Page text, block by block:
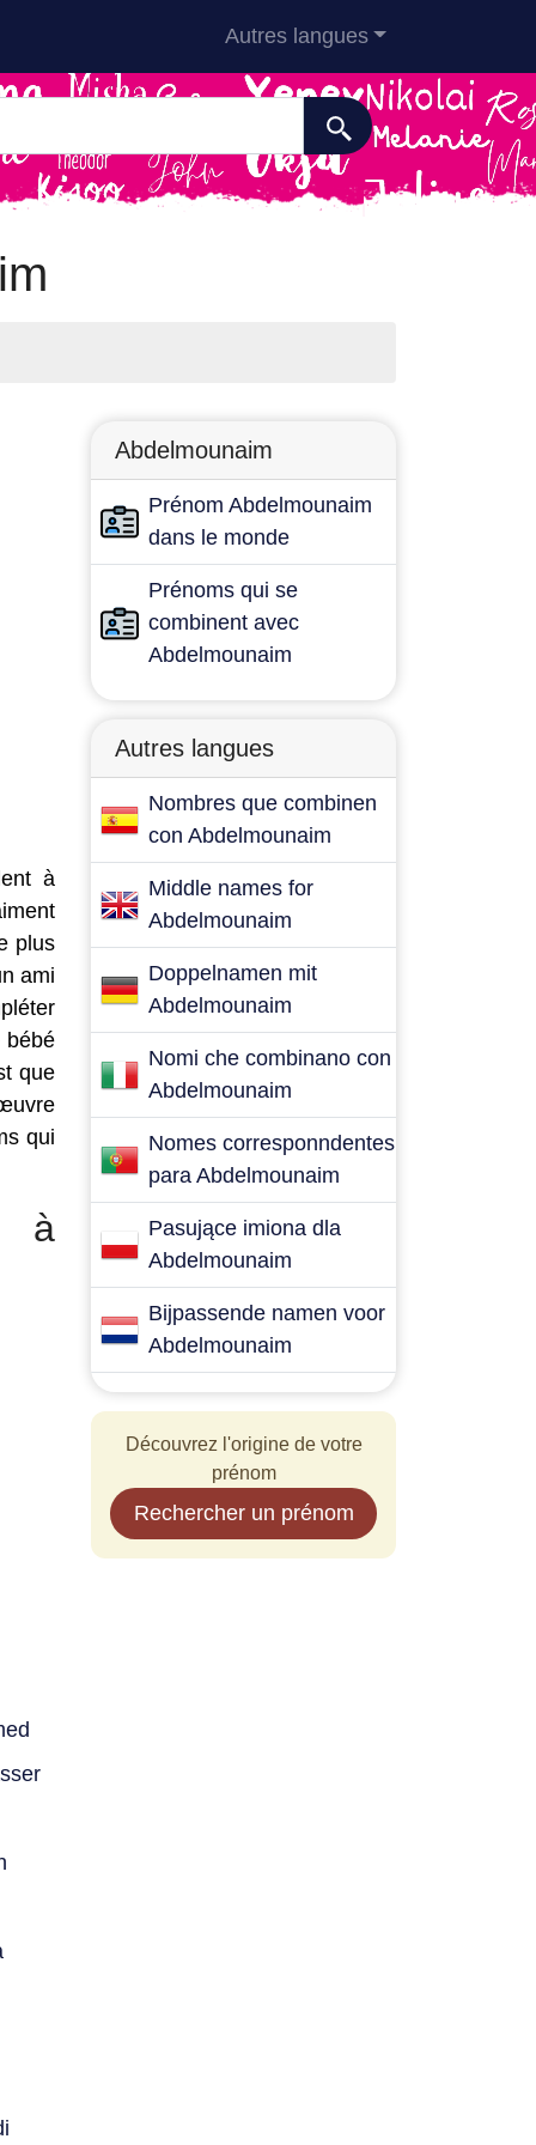
Autres langues
à
plus
ami
bébé
que
qui
à
Abdelmounaim
Prénom Abdelmounaim
dans le monde
Prénoms qui se
combinent avec
Abdelmounaim
Autres langues
Nombres que combinen
con Abdelmounaim
Middle names for
Abdelmounaim
Doppelnamen mit
Abdelmounaim
Nomi che combinano con
Abdelmounaim
Nomes corresponndentes
para Abdelmounaim
Pasujące imiona dla
Abdelmounaim
Bijpassende namen voor
Abdelmounaim
Découvrez l'origine de votre
prénom
Rechercher un prénom